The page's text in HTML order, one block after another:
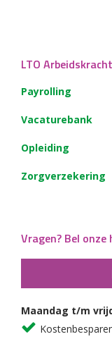
LTO
Payrolling
Vacaturebank
Opleiding
Zorgverzekering
Vragen? Bel onze
Maandag t/m